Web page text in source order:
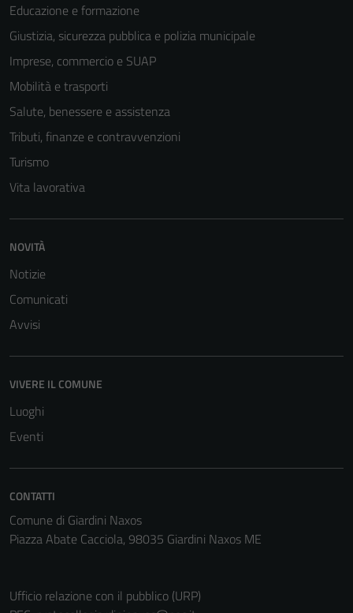
Educazione e formazione
Giustizia, sicurezza pubblica e polizia municipale
Imprese, commercio e SUAP
Mobilità e trasporti
Salute, benessere e assistenza
Tributi, finanze e contravvenzioni
Turismo
Vita lavorativa
NOVITÀ
Notizie
Comunicati
Avvisi
VIVERE IL COMUNE
Luoghi
Eventi
CONTATTI
Comune di Giardini Naxos
Piazza Abate Cacciola, 98035 Giardini Naxos ME
Ufficio relazione con il pubblico (URP)
funzionamento
disabilitati.